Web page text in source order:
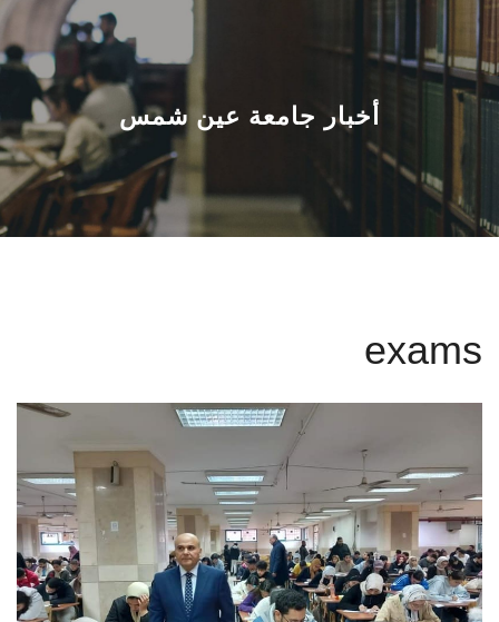
عن الجامعة
القطاعـات
الشئون الأكاديمية
البحث العلمي
الأنظمة الذكية
الإعلام
تواصل معنا
الطلاب
أخبار جامعة عين شمس
exams